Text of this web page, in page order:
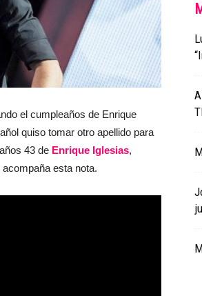
el cumpleaños de Enrique
quiso tomar otro apellido para
43 de Enrique Iglesias,
esta nota.